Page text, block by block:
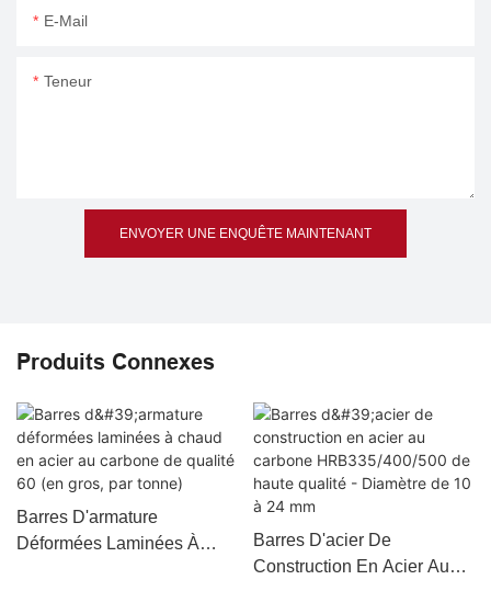
E-Mail
Teneur
ENVOYER UNE ENQUÊTE MAINTENANT
Produits Connexes
Barres D'armature
Déformées Laminées À
Barres D'acier De
Construction En Acier Au